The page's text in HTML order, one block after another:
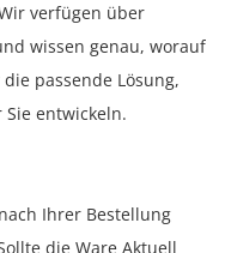
verfügen über
wissen genau, worauf
passende Lösung,
entwickeln.
Ihrer Bestellung
die Ware Aktuell